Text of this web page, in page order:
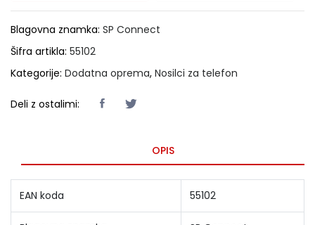
Blagovna znamka: SP Connect
Šifra artikla: 55102
Kategorije: Dodatna oprema, Nosilci za telefon
Deli z ostalimi:
OPIS
EAN koda 55102